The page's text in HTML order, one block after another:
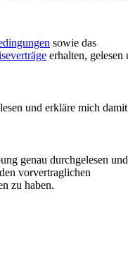
sowie das
erhalten, gelesen
und erkläre mich damit
genau durchgelesen und
vorvertraglichen
zu haben.